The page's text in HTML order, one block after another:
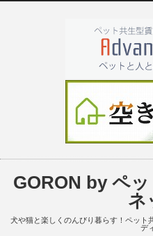
GORON by ペ
ネ
犬や猫と楽しくのんびり暮らす！ペット
デ